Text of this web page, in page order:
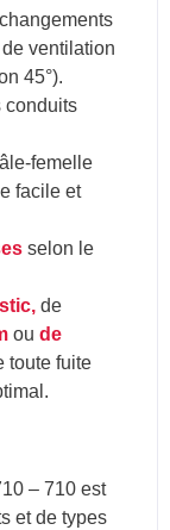
ventilation
45°).
conduits
femelle
facile et
selon le
de
ou de
toute fuite
– 710 est
et de types